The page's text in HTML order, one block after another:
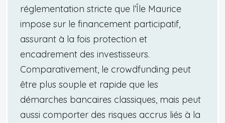
réglementation stricte que l’Île Maurice
impose sur le financement participatif,
assurant à la fois protection et
encadrement des investisseurs.
Comparativement, le crowdfunding peut
être plus souple et rapide que les
démarches bancaires classiques, mais peut
aussi comporter des risques accrus liés à la